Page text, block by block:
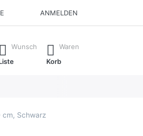
ANMELDEN
Sie die Eingabetaste, um alle
Wunsch
Waren
Korb
cm, Schwarz